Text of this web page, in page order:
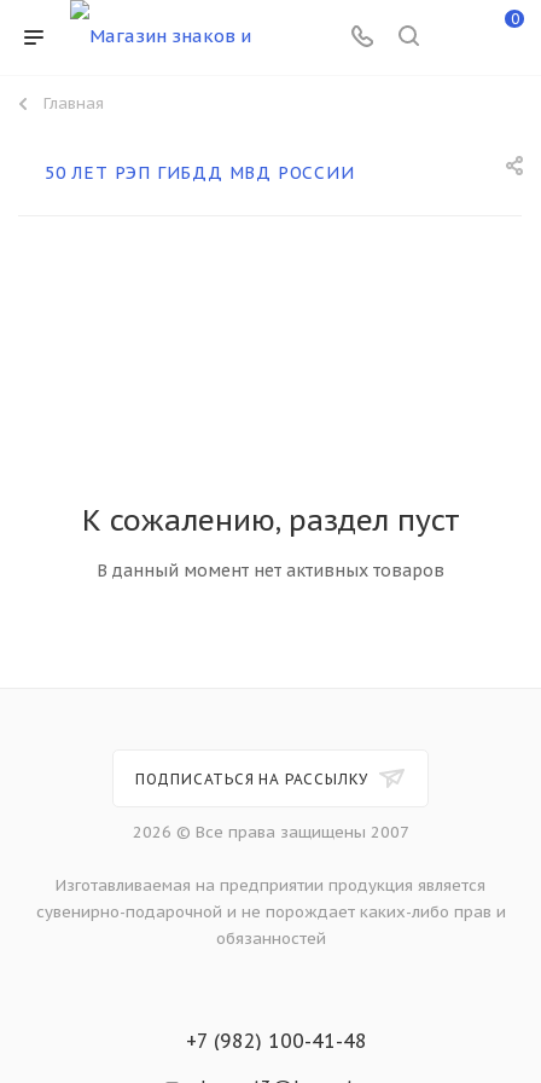
0
Главная
50 ЛЕТ РЭП ГИБДД МВД РОССИИ
К сожалению, раздел пуст
В данный момент нет активных товаров
ПОДПИСАТЬСЯ НА РАССЫЛКУ
2026 © Все права защищены 2007
Изготавливаемая на предприятии продукция является
сувенирно-подарочной и не порождает каких-либо прав и
обязанностей
+7 (982) 100-41-48